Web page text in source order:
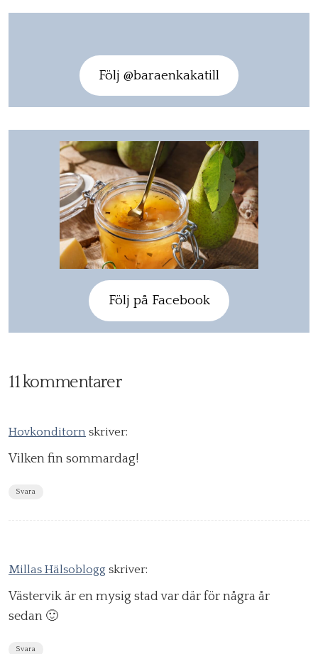
Följ @baraenkakatill
Följ på Facebook
11 kommentarer
Hovkonditorn skriver:
Vilken fin sommardag!
Svara
Millas Hälsoblogg skriver:
Västervik är en mysig stad var där för några år
sedan 🙂
Svara